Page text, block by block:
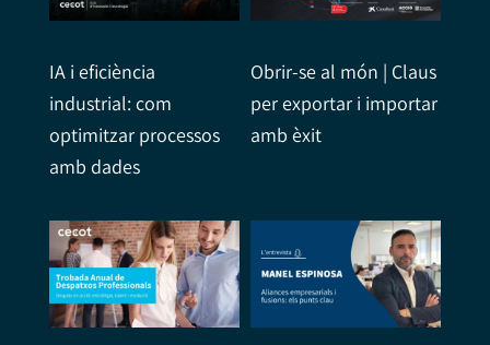
IA i eficiència
industrial: com
optimitzar processos
amb dades
Obrir-se al món | Claus
per exportar i importar
amb èxit